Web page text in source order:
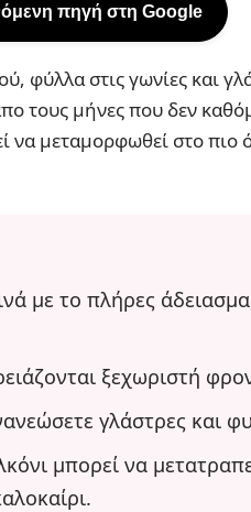
πηγή στη Google
φύλλα στις γωνίες και
τους μήνες που δεν
να μεταμορφωθεί στο πιο
με το πλήρες
ξεχωριστή
γλάστρες και
μπορεί να